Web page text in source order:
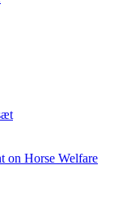
on Horse Welfare